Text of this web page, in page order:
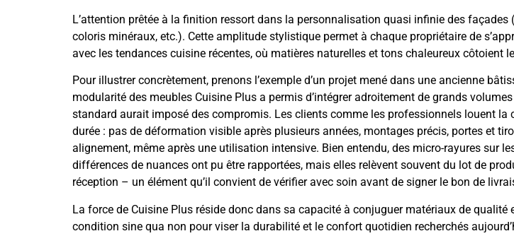
L’attention prêtée à la finition ressort dans la personnalisation quasi infinie des façades
coloris minéraux, etc.). Cette amplitude stylistique permet à chaque propriétaire de
avec les tendances cuisine récentes, où matières naturelles et tons chaleureux côtoient
Pour illustrer concrètement, prenons l’exemple d’un projet mené dans une ancienne
modularité des meubles Cuisine Plus a permis d’intégrer adroitement de grands
standard aurait imposé des compromis. Les clients comme les professionnels louent la
durée : pas de déformation visible après plusieurs années, montages précis, portes et
alignement, même après une utilisation intensive. Bien entendu, des micro-rayures sur
différences de nuances ont pu être rapportées, mais elles relèvent souvent du lot de
réception – un élément qu’il convient de vérifier avec soin avant de signer le bon de
La force de Cuisine Plus réside donc dans sa capacité à conjuguer matériaux de qualité
condition sine qua non pour viser la durabilité et le confort quotidien recherchés